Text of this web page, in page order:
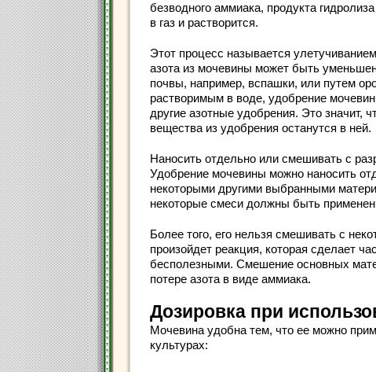
безводного аммиака, продукта
в газ и растворится.
Этот процесс называется
азота из мочевины может быть
почвы, например, вспашки, или путем
растворимым в воде, удобрение
другие азотные удобрения. Это значит,
вещества из удобрения останутся в ней.
Наносить отдельно или смешивать с
Удобрение мочевины можно наносить
некоторыми другими выбранными
некоторые смеси должны быть
Более того, его нельзя смешивать с
произойдет реакция, которая сделает
бесполезными. Смешение основных
потере азота в виде аммиака.
Дозировка при
Мочевина удобна тем, что ее можно
культурах: